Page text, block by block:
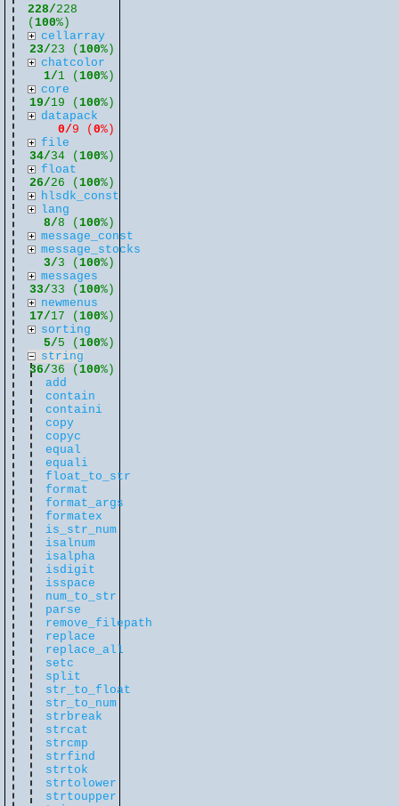
228/228
( 100%)
cellarray
23/23 (100%)
chatcolor
1/1 (100%)
core
19/19 (100%)
datapack
0/9 (0%)
file
34/34 (100%)
float
26/26 (100%)
hlsdk_const
lang
8/8 (100%)
message_const
message_stocks
3/3 (100%)
messages
33/33 (100%)
newmenus
17/17 (100%)
sorting
5/5 (100%)
string
36/36 (100%)
add
contain
containi
copy
copyc
equal
equali
float_to_str
format
format_args
formatex
is_str_num
isalnum
isalpha
isdigit
isspace
num_to_str
parse
remove_filepath
replace
replace_all
setc
split
str_to_float
str_to_num
strbreak
strcat
strcmp
strfind
strtok
strtolower
strtoupper